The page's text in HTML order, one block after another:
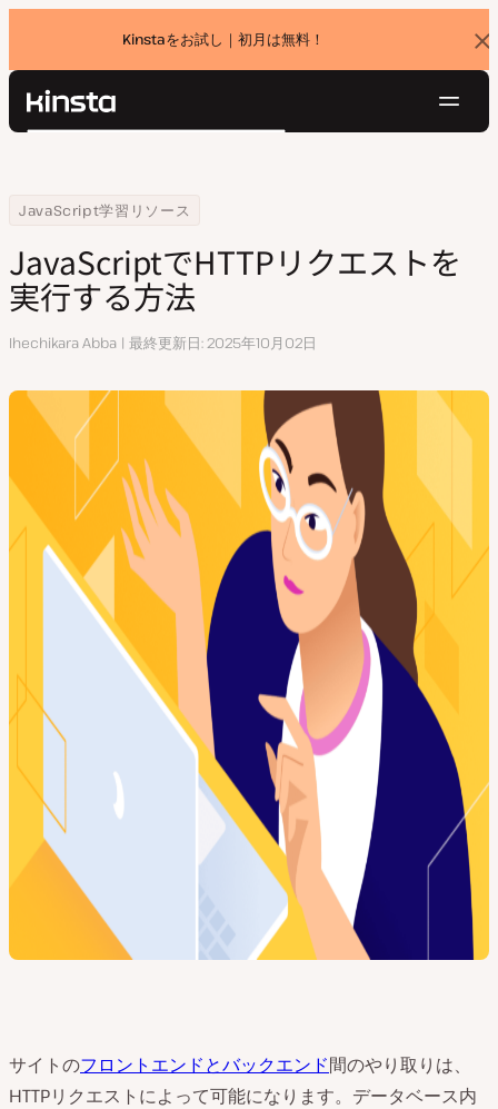
Kinstaをお試し｜初月は無料！
バ
ナ
Kinsta®
ョ
価格設定
お問い合わせ
検
Home
リソースセンター
JavaScript学習リソース
JavaScriptでHTTPリクエストを実行する方法
JavaScriptでHTTPリクエストを
実行する方法
執
Ihechikara Abba 最終更新日 2025年10月02日
サイトのフロントエンドとバックエンド間のやり取りは、
HTTPリクエストによって可能になります。データベース内